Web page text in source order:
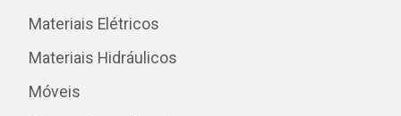
Materiais Elétricos
Materiais Hidráulicos
Móveis